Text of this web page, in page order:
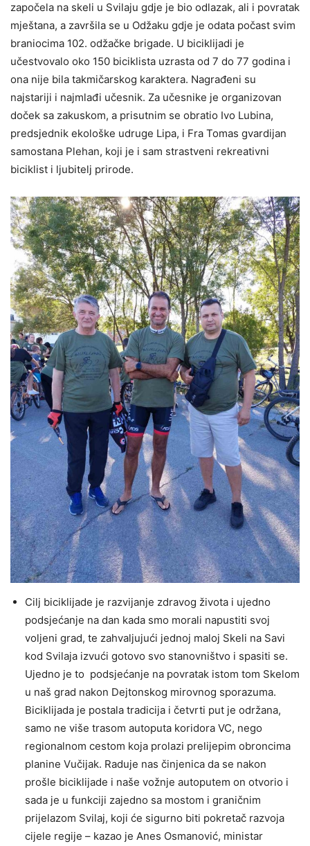
započela na skeli u Svilaju gdje je bio odlazak, ali i povratak
mještana, a završila se u Odžaku gdje je odata počast svim
braniocima 102. odžačke brigade. U biciklijadi je
učestvovalo oko 150 biciklista uzrasta od 7 do 77 godina i
ona nije bila takmičarskog karaktera. Nagrađeni su
najstariji i najmlađi učesnik. Za učesnike je organizovan
doček sa zakuskom, a prisutnim se obratio Ivo Lubina,
predsjednik ekološke udruge Lipa, i Fra Tomas gvardijan
samostana Plehan, koji je i sam strastveni rekreativni
biciklist i ljubitelj prirode.
Cilj biciklijade je razvijanje zdravog života i ujedno
podsjećanje na dan kada smo morali napustiti svoj
voljeni grad, te zahvaljujući jednoj maloj Skeli na Savi
kod Svilaja izvući gotovo svo stanovništvo i spasiti se.
Ujedno je to podsjećanje na povratak istom tom Skelom
u naš grad nakon Dejtonskog mirovnog sporazuma.
Biciklijada je postala tradicija i četvrti put je održana,
samo ne više trasom autoputa koridora VC, nego
regionalnom cestom koja prolazi prelijepim obroncima
planine Vučijak. Raduje nas činjenica da se nakon
prošle biciklijade i naše vožnje autoputem on otvorio i
sada je u funkciji zajedno sa mostom i graničnim
prijelazom Svilaj, koji će sigurno biti pokretač razvoja
cijele regije – kazao je Anes Osmanović, ministar